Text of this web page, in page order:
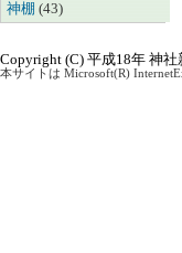
神棚 (43)
Copyright (C) 平成18年 神社
本サイトは Microsoft(R)